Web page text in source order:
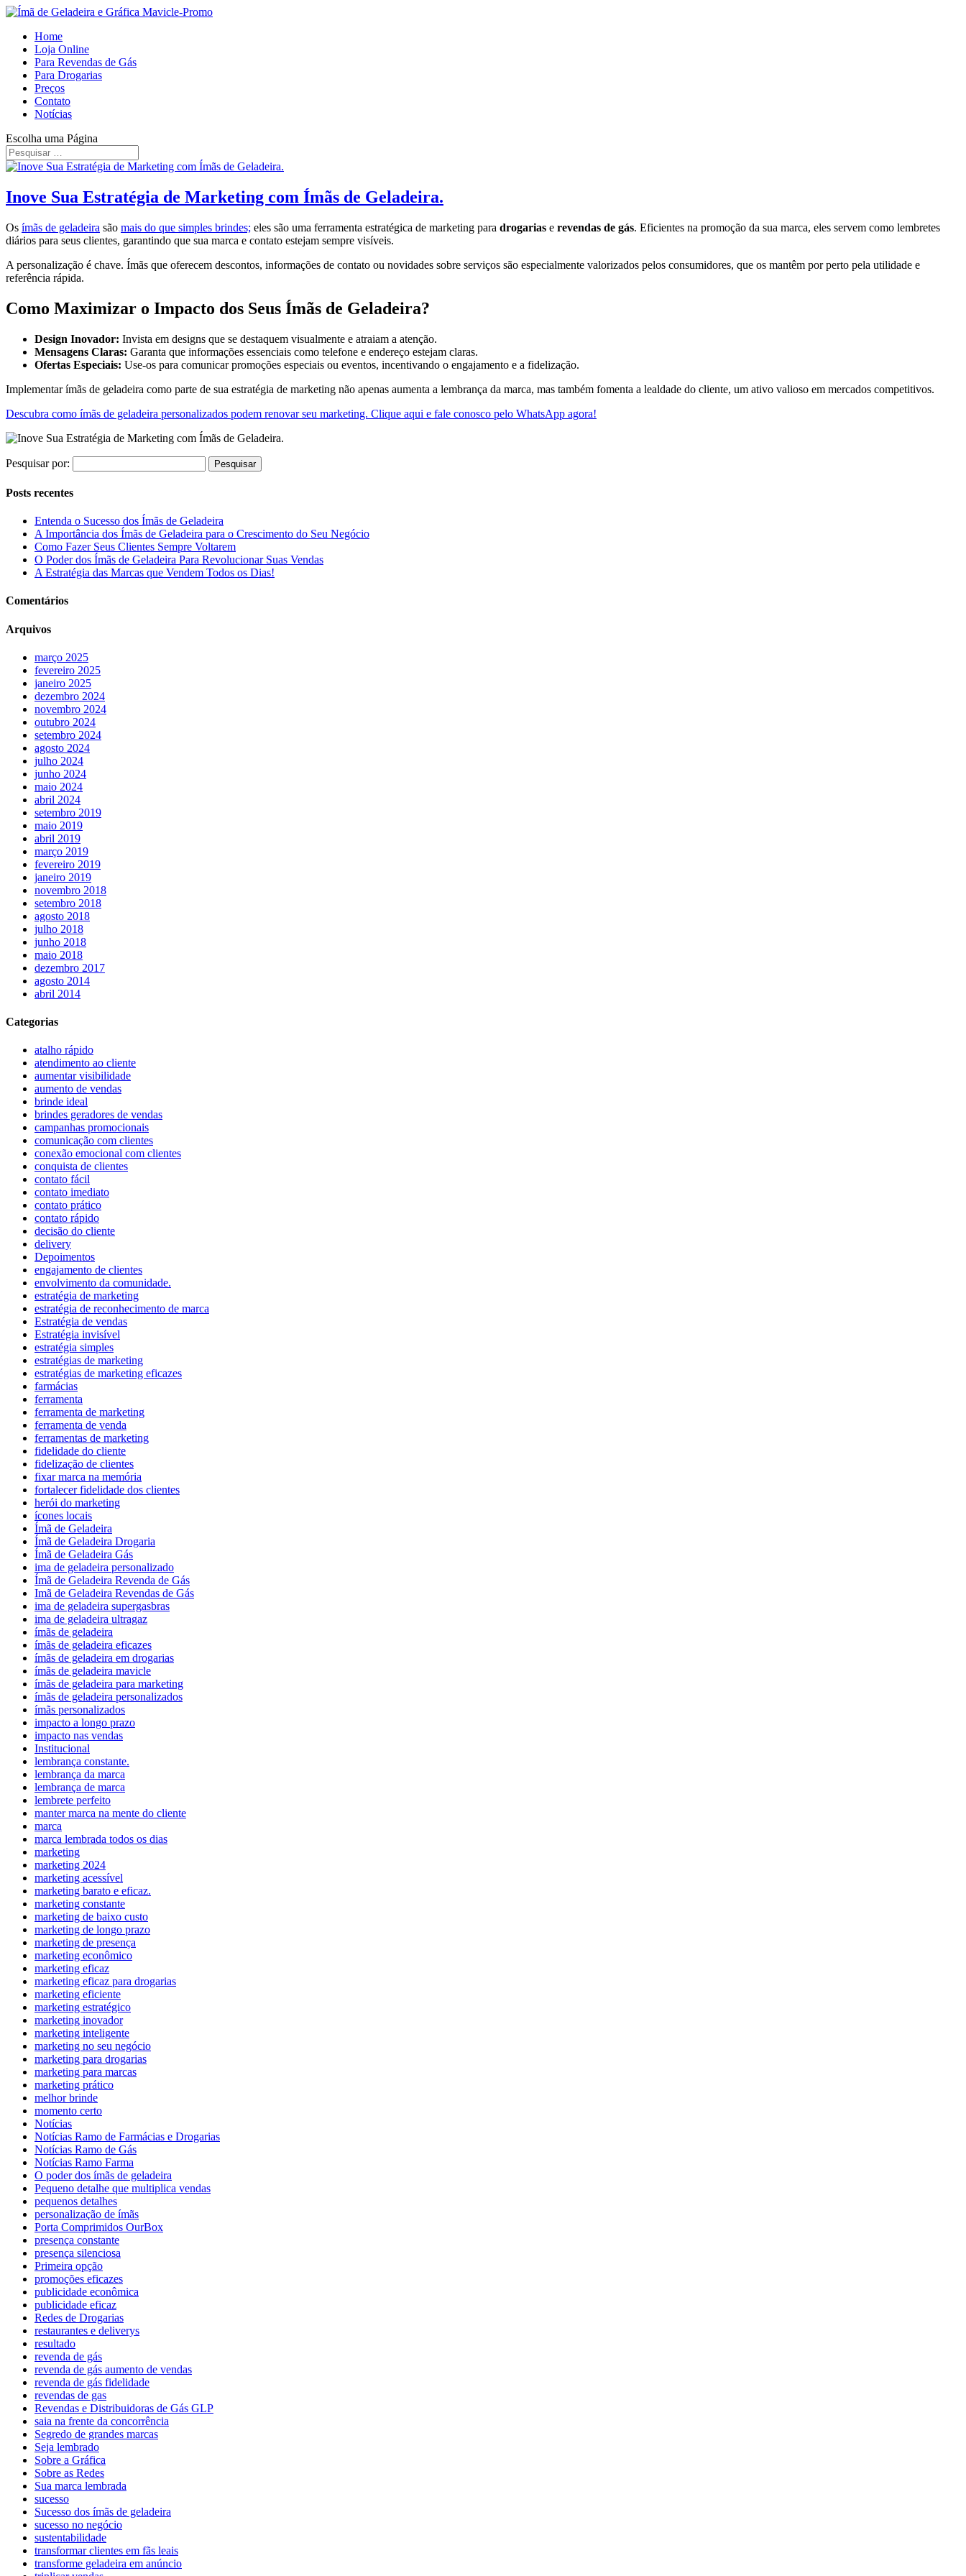
Home
Loja Online
Para Revendas de Gás
Para Drogarias
Preços
Contato
Notícias
Escolha uma Página
Inove Sua Estratégia de Marketing com Ímãs de Geladeira.
Os ímãs de geladeira são mais do que simples brindes; eles são uma ferramenta estratégica de marketing para drogarias e revendas de gás. Eficientes na promoção da sua marca, eles servem como lembretes
diários para seus clientes, garantindo que sua marca e contato estejam sempre visíveis.
A personalização é chave. Ímãs que oferecem descontos, informações de contato ou novidades sobre serviços são especialmente valorizados pelos consumidores, que os mantêm por perto pela utilidade e
referência rápida.
Como Maximizar o Impacto dos Seus Ímãs de Geladeira?
Design Inovador: Invista em designs que se destaquem visualmente e atraiam a atenção.
Mensagens Claras: Garanta que informações essenciais como telefone e endereço estejam claras.
Ofertas Especiais: Use-os para comunicar promoções especiais ou eventos, incentivando o engajamento e a fidelização.
Implementar ímãs de geladeira como parte de sua estratégia de marketing não apenas aumenta a lembrança da marca, mas também fomenta a lealdade do cliente, um ativo valioso em mercados competitivos.
Descubra como ímãs de geladeira personalizados podem renovar seu marketing. Clique aqui e fale conosco pelo WhatsApp agora!
Pesquisar por:
Posts recentes
Entenda o Sucesso dos Ímãs de Geladeira
A Importância dos Ímãs de Geladeira para o Crescimento do Seu Negócio
Como Fazer Seus Clientes Sempre Voltarem
O Poder dos Ímãs de Geladeira Para Revolucionar Suas Vendas
A Estratégia das Marcas que Vendem Todos os Dias!
Comentários
Arquivos
março 2025
fevereiro 2025
janeiro 2025
dezembro 2024
novembro 2024
outubro 2024
setembro 2024
agosto 2024
julho 2024
junho 2024
maio 2024
abril 2024
setembro 2019
maio 2019
abril 2019
março 2019
fevereiro 2019
janeiro 2019
novembro 2018
setembro 2018
agosto 2018
julho 2018
junho 2018
maio 2018
dezembro 2017
agosto 2014
abril 2014
Categorias
atalho rápido
atendimento ao cliente
aumentar visibilidade
aumento de vendas
brinde ideal
brindes geradores de vendas
campanhas promocionais
comunicação com clientes
conexão emocional com clientes
conquista de clientes
contato fácil
contato imediato
contato prático
contato rápido
decisão do cliente
delivery
Depoimentos
engajamento de clientes
envolvimento da comunidade.
estratégia de marketing
estratégia de reconhecimento de marca
Estratégia de vendas
Estratégia invisível
estratégia simples
estratégias de marketing
estratégias de marketing eficazes
farmácias
ferramenta
ferramenta de marketing
ferramenta de venda
ferramentas de marketing
fidelidade do cliente
fidelização de clientes
fixar marca na memória
fortalecer fidelidade dos clientes
herói do marketing
ícones locais
Ímã de Geladeira
Ímã de Geladeira Drogaria
Ímã de Geladeira Gás
ima de geladeira personalizado
Ímã de Geladeira Revenda de Gás
Imã de Geladeira Revendas de Gás
ima de geladeira supergasbras
ima de geladeira ultragaz
ímãs de geladeira
ímãs de geladeira eficazes
ímãs de geladeira em drogarias
ímãs de geladeira mavicle
ímãs de geladeira para marketing
ímãs de geladeira personalizados
ímãs personalizados
impacto a longo prazo
impacto nas vendas
Institucional
lembrança constante.
lembrança da marca
lembrança de marca
lembrete perfeito
manter marca na mente do cliente
marca
marca lembrada todos os dias
marketing
marketing 2024
marketing acessível
marketing barato e eficaz.
marketing constante
marketing de baixo custo
marketing de longo prazo
marketing de presença
marketing econômico
marketing eficaz
marketing eficaz para drogarias
marketing eficiente
marketing estratégico
marketing inovador
marketing inteligente
marketing no seu negócio
marketing para drogarias
marketing para marcas
marketing prático
melhor brinde
momento certo
Notícias
Notícias Ramo de Farmácias e Drogarias
Notícias Ramo de Gás
Notícias Ramo Farma
O poder dos ímãs de geladeira
Pequeno detalhe que multiplica vendas
pequenos detalhes
personalização de ímãs
Porta Comprimidos OurBox
presença constante
presença silenciosa
Primeira opção
promoções eficazes
publicidade econômica
publicidade eficaz
Redes de Drogarias
restaurantes e deliverys
resultado
revenda de gás
revenda de gás aumento de vendas
revenda de gás fidelidade
revendas de gas
Revendas e Distribuidoras de Gás GLP
saia na frente da concorrência
Segredo de grandes marcas
Seja lembrado
Sobre a Gráfica
Sobre as Redes
Sua marca lembrada
sucesso
Sucesso dos ímãs de geladeira
sucesso no negócio
sustentabilidade
transformar clientes em fãs leais
transforme geladeira em anúncio